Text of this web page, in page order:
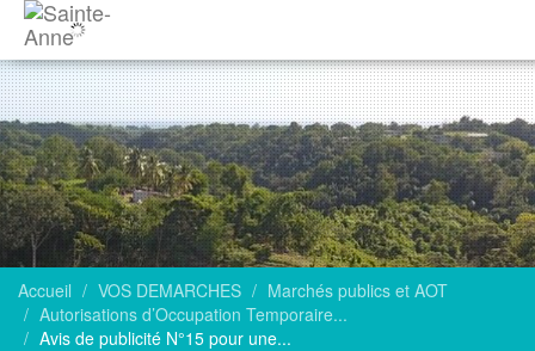
Accueil VOS DEMARCHES
Marchés publics et AOT
Autorisations d’Occupation Temporaire...
Avis de publicité N°15 pour une...